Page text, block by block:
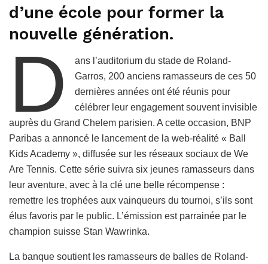
d’une école pour former la
nouvelle génération.
D
ans l’auditorium du stade de Roland-
Garros, 200 anciens ramasseurs de ces 50
dernières années ont été réunis pour
célébrer leur engagement souvent invisible
auprès du Grand Chelem parisien. A cette occasion, BNP
Paribas a annoncé le lancement de la web-réalité « Ball
Kids Academy », diffusée sur les réseaux sociaux de We
Are Tennis. Cette série suivra six jeunes ramasseurs dans
leur aventure, avec à la clé une belle récompense :
remettre les trophées aux vainqueurs du tournoi, s’ils sont
élus favoris par le public. L’émission est parrainée par le
champion suisse Stan Wawrinka.
La banque soutient les ramasseurs de balles de Roland-